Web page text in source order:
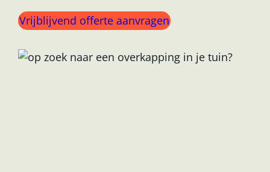
Vrijblijvend offerte aanvragen